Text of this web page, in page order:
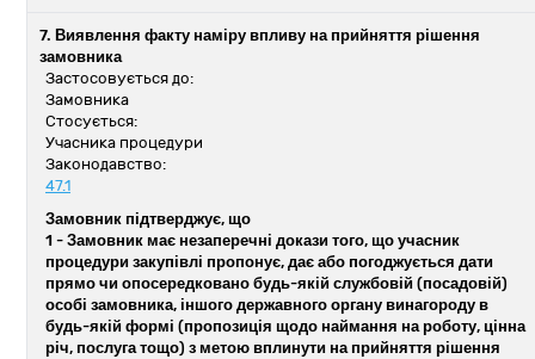
7. Виявлення факту наміру впливу на прийняття рішення
замовника
Застосовується до:
Замовника
Стосується:
Учасника процедури
Законодавство:
47.1
Замовник підтверджує, що
1 - Замовник має незаперечні докази того, що учасник
процедури закупівлі пропонує, дає або погоджується дати
прямо чи опосередковано будь-якій службовій (посадовій)
особі замовника, іншого державного органу винагороду в
будь-якій формі (пропозиція щодо наймання на роботу, цінна
річ, послуга тощо) з метою вплинути на прийняття рішення